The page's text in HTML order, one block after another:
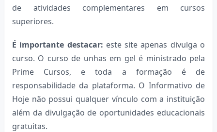
de atividades complementares em cursos
superiores.
É importante destacar: este site apenas divulga o
curso. O curso de unhas em gel é ministrado pela
Prime Cursos, e toda a formação é de
responsabilidade da plataforma. O Informativo de
Hoje não possui qualquer vínculo com a instituição
além da divulgação de oportunidades educacionais
gratuitas.